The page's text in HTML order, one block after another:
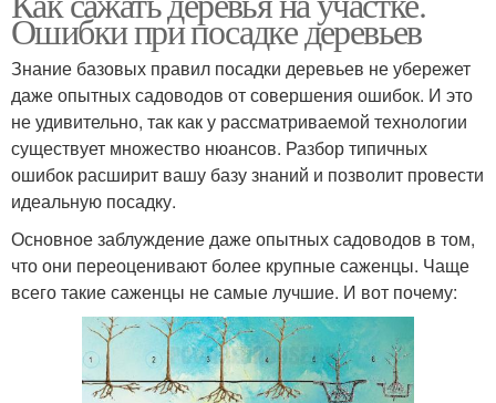
Ошибки при посадке деревьев
Знание базовых правил посадки деревьев не убережет
даже опытных садоводов от совершения ошибок. И это
не удивительно, так как у рассматриваемой технологии
существует множество нюансов. Разбор типичных
ошибок расширит вашу базу знаний и позволит провести
идеальную посадку.
Основное заблуждение даже опытных садоводов в том,
что они переоценивают более крупные саженцы. Чаще
всего такие саженцы не самые лучшие. И вот почему: